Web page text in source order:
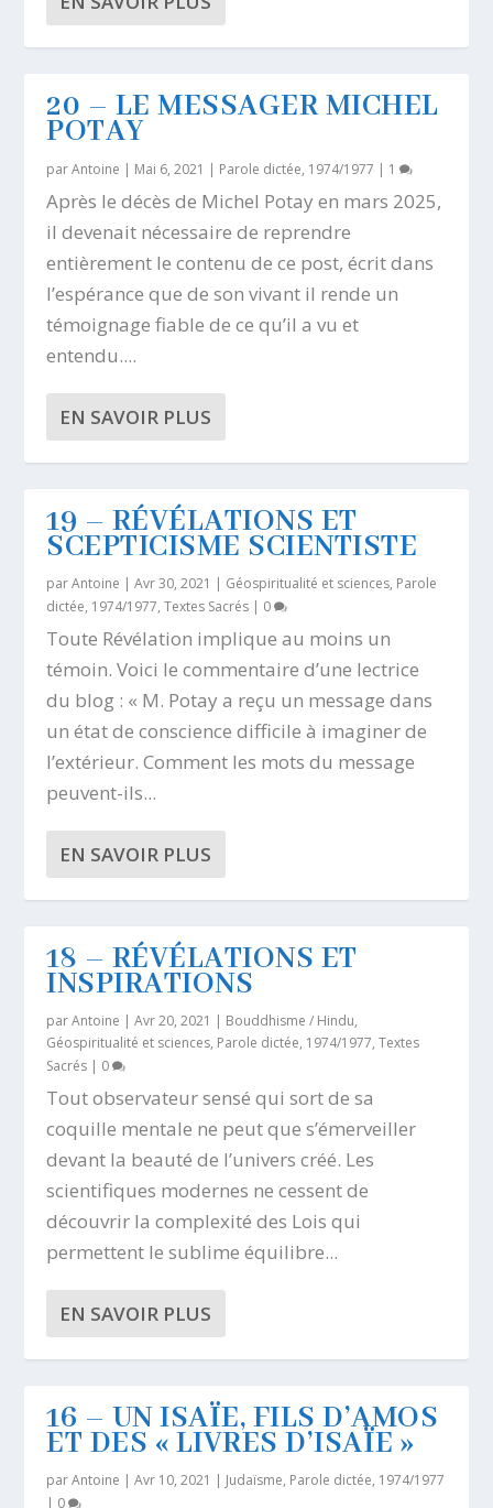
20 – LE MESSAGER MICHEL
POTAY
parAntoine | Mai 6, 2021 | Parole dictée, 1974/1977 | 1
Après le décès de Michel Potay en mars 2025,
il devenait nécessaire de reprendre
entièrement le contenu de ce post, écrit dans
l’espérance que de son vivant il rende un
témoignage fiable de ce qu’il a vu et
entendu....
EN SAVOIR PLUS
19 – RÉVÉLATIONS ET
SCEPTICISME SCIENTISTE
parAntoine |Avr 30, 2021 | Géospiritualité et sciences, Parole
dictée, 1974/1977,Textes Sacrés | 0
Toute Révélation implique au moins un
témoin. Voici le commentaire d’une lectrice
du blog : « M. Potay a reçu un message dans
un état de conscience difficile à imaginer de
l’extérieur. Comment les mots du message
peuvent-ils...
EN SAVOIR PLUS
18 – RÉVÉLATIONS ET
INSPIRATIONS
parAntoine |Avr 20, 2021 | Bouddhisme / Hindu,
Géospiritualité et sciences, Parole dictée, 1974/1977,Textes
Sacrés | 0
Tout observateur sensé qui sort de sa
coquille mentale ne peut que s’émerveiller
devant la beauté de l’univers créé. Les
scientifiques modernes ne cessent de
découvrir la complexité des Lois qui
permettent le sublime équilibre...
EN SAVOIR PLUS
16 – UN ISAÏE, FILS D’AMOS
ET DES « LIVRES D’ISAÏE »
parAntoine |Avr 10, 2021 | Judaïsme, Parole dictée, 1974/1977
| 0